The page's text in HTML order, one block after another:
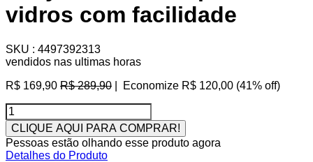
vidros com facilidade
SKU : 4497392313
vendidos nas ultimas horas
Preço
R$ 169,90 R$ 289,90 Economize R$ 120,00 (41% off)
CLIQUE AQUI PARA COMPRAR!
Pessoas estão olhando esse produto agora
Detalhes do Produto